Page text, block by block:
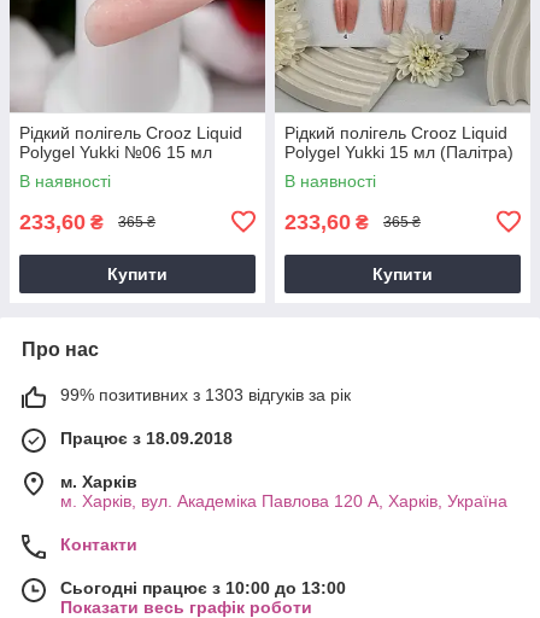
Рідкий полігель Crooz Liquid
Polygel Yukki №06 15 мл
В наявності
233,60 ₴ 365 ₴
Купити
Рідкий полігель Crooz Liquid
Polygel Yukki 15 мл (Палітра)
В наявності
233,60 ₴ 365 ₴
Купити
Про нас
99% позитивних з 1303 відгуків за рік
Працює з 18.09.2018
м. Харків
м. Харків, вул. Академіка Павлова 120 А, Харків, Україна
Контакти
Сьогодні працює з 10:00 до 13:00
Показати весь графік роботи